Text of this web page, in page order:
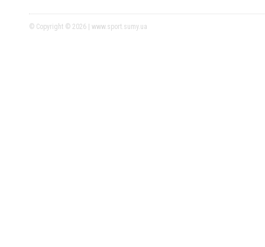
© Copyright © 2026 | www.sport.sumy.ua